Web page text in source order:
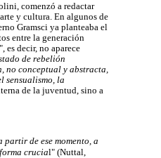
comenzó a redactar
y cultura. En algunos de
Gramsci ya planteaba el
entre la generación
decir, no aparece
de rebelión
no conceptual y abstracta,
sensualismo, la
de la juventud, sino a
de ese momento, a
crucial" (Nuttal,